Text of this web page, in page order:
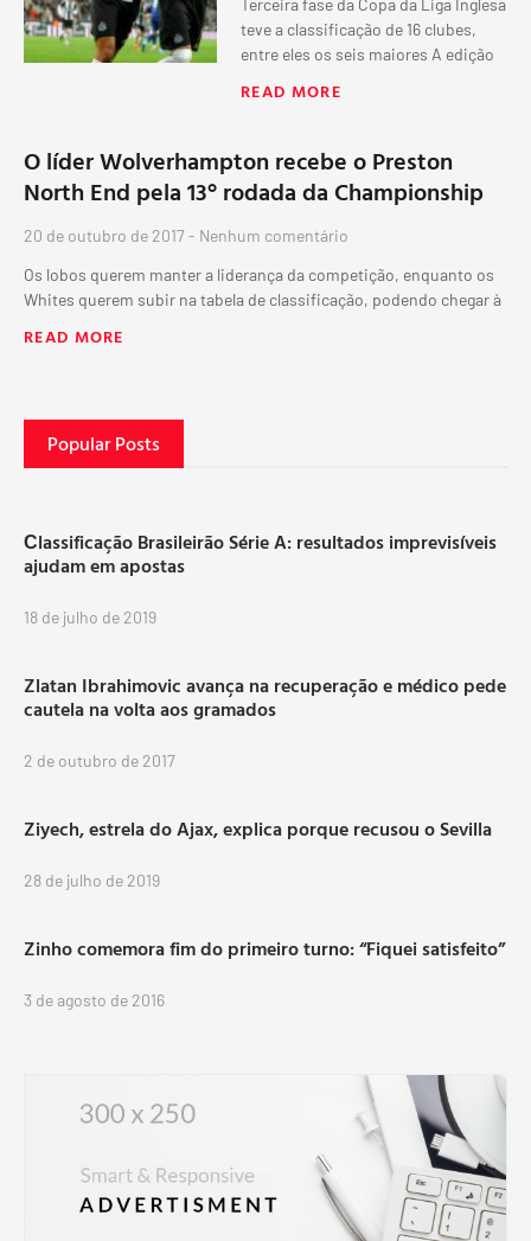
teve a classificação de 16 clubes,
entre eles os seis maiores A edição
READ MORE
O líder Wolverhampton recebe o Preston
North End pela 13° rodada da Championship
20 de outubro de 2017
Nenhum comentário
Os lobos querem manter a liderança da competição, enquanto os
Whites querem subir na tabela de classificação, podendo chegar à
READ MORE
Popular Posts
Сlassificação Brasileirão Série A: resultados imprevisíveis
ajudam em apostas
18 de julho de 2019
Zlatan Ibrahimovic avança na recuperação e médico pede
cautela na volta aos gramados
2 de outubro de 2017
Ziyech, estrela do Ajax, explica porque recusou o Sevilla
28 de julho de 2019
Zinho comemora fim do primeiro turno: “Fiquei satisfeito”
3 de agosto de 2016